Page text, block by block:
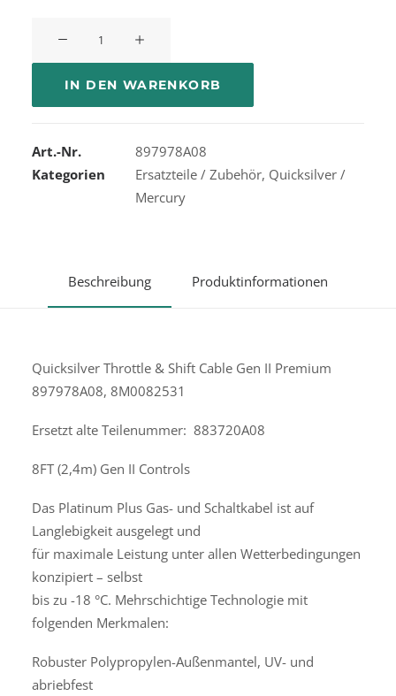
Gen
II
IN DEN WARENKORB
Art.-Nr.
897978A08
Kategorien
Ersatzteile / Zubehör, Quicksilver /
Mercury
Beschreibung Produktinformationen
Quicksilver Throttle & Shift Cable Gen II Premium
897978A08, 8M0082531
Ersetzt alte Teilenummer: 883720A08
8FT (2,4m) Gen II Controls
Das Platinum Plus Gas- und Schaltkabel ist auf
Langlebigkeit ausgelegt und
für maximale Leistung unter allen Wetterbedingungen
konzipiert – selbst
bis zu -18 °C. Mehrschichtige Technologie mit
folgenden Merkmalen:
Robuster Polypropylen-Außenmantel, UV- und
abriebfest